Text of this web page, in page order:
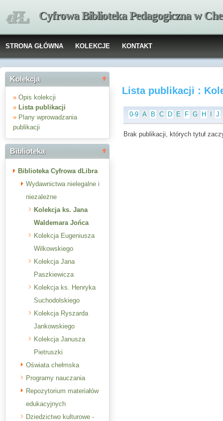
Cyfrowa Biblioteka Pedagogiczna w
STRONA GŁÓWNA KOLEKCJE KONTAKT
Kolekcja
» Opis kolekcji
» Lista publikacji
» Plany wprowadzania
publikacji
Biblioteka
Biblioteka Cyfrowa dLibra
Wydawnictwa nielegalne i
niezależne
Kolekcja ks. Jana
Waldemara Jońca
Kolekcja Eugeniusza
Wilkowskiego
Kolekcja Jana
Paszkiewicza
Kolekcja ks. Henryka
Suchodolskiego
Kolekcja Ryszarda
Jankowskiego
Kolekcja Janusza
Pietruszki
Oświata chełmska
Programy nauczania
Repozytorium materiałów
edukacyjnych
Dziedzictwo kulturowe -
Lista publikacji :
0-9 A B C D E F G H J
Brak publikacji, których tytuł